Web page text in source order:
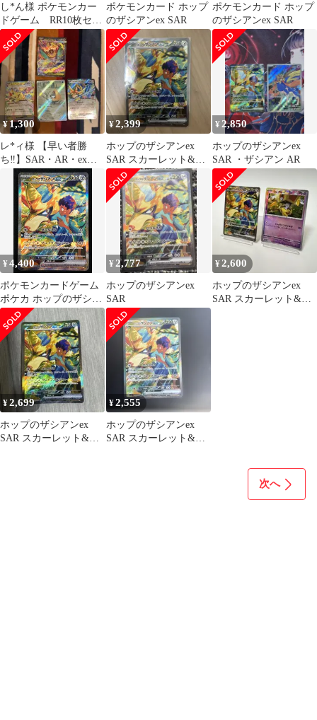
し*ん様 ポケモンカー
ドゲーム RR10枚セッ
ト
ポケモンカード ホップ
のザシアンex SAR
ポケモンカード ホップ
のザシアンex SAR
¥1,300
レ*ィ様 【早い者勝
ち‼️】SAR・AR・exま
とめ売り ポケモンカー
ド4枚セッ
¥2,399
ホップのザシアンex
SAR スカーレット&バ
イオレット 拡張パック
¥ 2,850
ホップのザシアンex
SAR ・ザシアン AR
¥4,400
ポケモンカードゲーム
ポケカ ホップのザシア
ンex SAR SV9-128 SV9
拡張パック「バトルパ
ートナーズ」 トレカ
TCG 266
¥ 2,777
ホップのザシアンex
SAR
¥2,600
ホップのザシアンex
SAR スカーレット&バ
¥2,699
ホップのザシアンex
SAR スカーレット&バ
¥2,555
ホップのザシアンex
SAR スカーレット&バ
次へ